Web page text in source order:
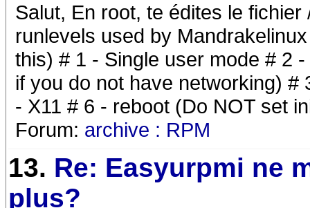
Salut, En root, te édites le
runlevels used by
this) # 1 - Single user mode # 2
if you do not have networking)
- X11 # 6 - reboot (Do NOT set
Forum: archive : RPM
13. Re: Easyurpmi ne
plus?